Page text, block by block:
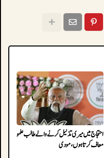
احتجاج میں میری تذلیل کرنے والے طالب علموں کو
معاف کرتا ہوں، مودی